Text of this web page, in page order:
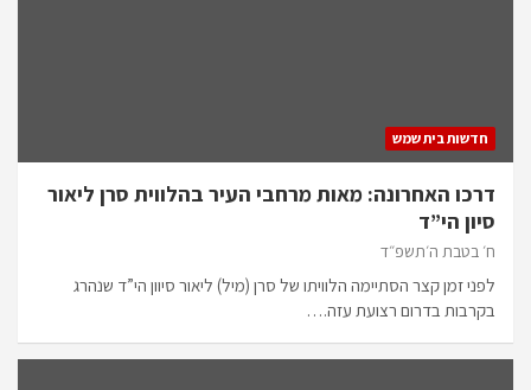
חדשות בית שמש
דרכו האחרונה: מאות מרחבי העיר בהלווית סרן ליאור
סיון הי”ד
ח׳ בטבת ה׳תשפ״ד
לפני זמן קצר הסתיימה הלוויתו של סרן (מיל) ליאור סיוון הי”ד שנהרג
בקרבות בדרום רצועת עזה.…